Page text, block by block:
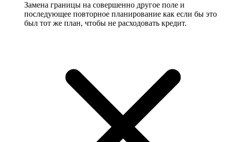
Замена границы на совершенно другое поле и
последующее повторное планирование как если бы это
был тот же план, чтобы не расходовать кредит.